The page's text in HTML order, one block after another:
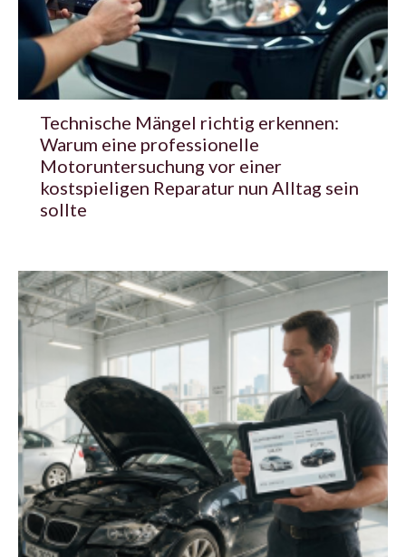
Technische Mängel richtig erkennen:
Warum eine professionelle
Motoruntersuchung vor einer
kostspieligen Reparatur nun Alltag sein
sollte